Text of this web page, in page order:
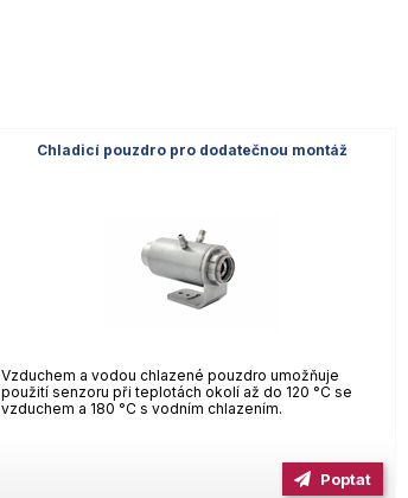
Chladicí pouzdro pro dodatečnou montáž
Vzduchem a vodou chlazené pouzdro umožňuje
použití senzoru při teplotách okolí až do 120 °C se
vzduchem a 180 °C s vodním chlazením.
Poptat